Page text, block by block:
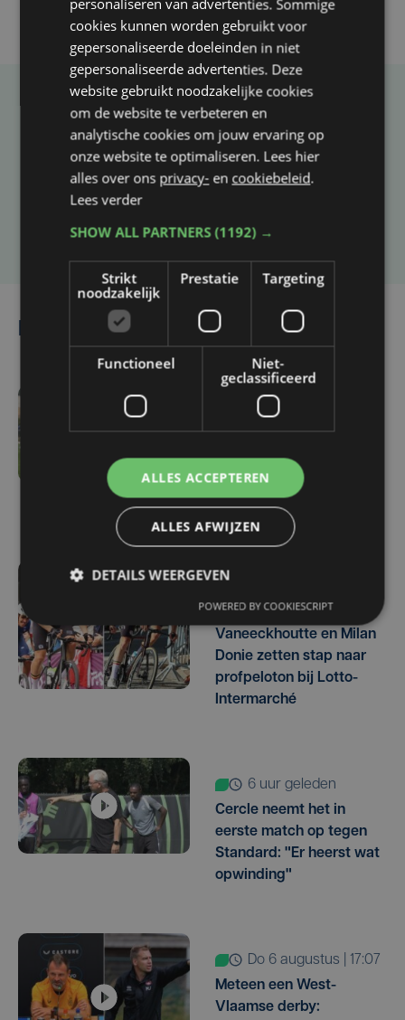
Taalfout opgemerkt?
Heb je een taal- of schrijffout opgemerkt in dit
artikel?
Laat het ons weten
1 uur geleden
tegen Racing Genk:
"Waarom zou ik onze
ambitie beperken?"
West-Vlamingen Victor
Vaneeckhoutte en Milan
Donie zetten stap naar
profpeloton bij Lotto-
Intermarché
6 uur geleden
Cercle neemt het in
eerste match op tegen
Standard: "Er heerst wat
opwinding"
do 6 augustus | 17:07
Meteen een West-
Vlaamse derby:
personaliseren van advertenties. Sommige
cookies kunnen worden gebruikt voor
gepersonaliseerde doeleinden in niet
gepersonaliseerde advertenties. Deze
website gebruikt noodzakelijke cookies
om de website te verbeteren en
analytische cookies om jouw ervaring op
onze website te optimaliseren. Lees hier
alles over ons privacy- en cookiebeleid.
Lees verder
SHOW ALL PARTNERS(1192) →
Strikt
noodzakelijk
Prestatie Targeting
Functioneel
Niet-
geclassificeerd
ALLES ACCEPTEREN
ALLES AFWIJZEN
DETAILS WEERGEVEN
POWERED BY COOKIESCRIPT